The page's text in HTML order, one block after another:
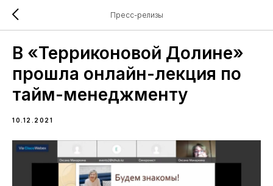
Пресс-релизы
В «Терриконовой Долине»
прошла онлайн-лекция по
тайм-менеджменту
10.12.2021